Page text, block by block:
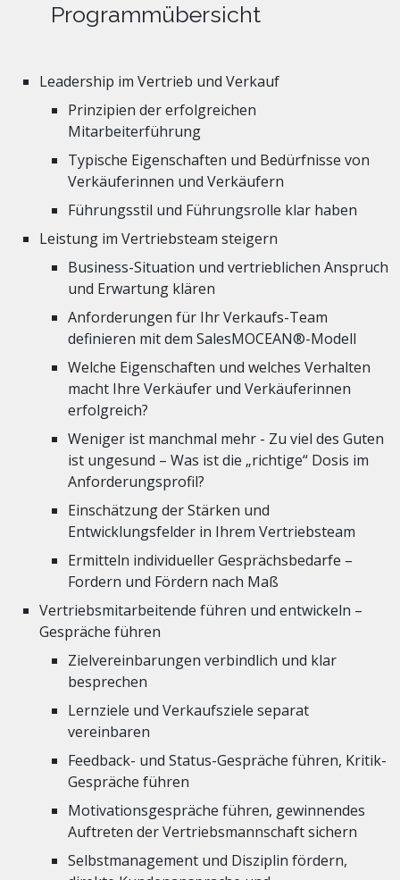
Programmübersicht
Leadership im Vertrieb und Verkauf
Prinzipien der erfolgreichen
Mitarbeiterführung
Typische Eigenschaften und Bedürfnisse von
Verkäuferinnen und Verkäufern
Führungsstil und Führungsrolle klar haben
Leistung im Vertriebsteam steigern
Business-Situation und vertrieblichen Anspruch
und Erwartung klären
Anforderungen für Ihr Verkaufs-Team
definieren mit dem SalesMOCEAN®-Modell
Welche Eigenschaften und welches Verhalten
macht Ihre Verkäufer und Verkäuferinnen
erfolgreich?
Weniger ist manchmal mehr - Zu viel des Guten
ist ungesund – Was ist die „richtige“ Dosis im
Anforderungsprofil?
Einschätzung der Stärken und
Entwicklungsfelder in Ihrem Vertriebsteam
Ermitteln individueller Gesprächsbedarfe –
Fordern und Fördern nach Maß
Vertriebsmitarbeitende führen und entwickeln –
Gespräche führen
Zielvereinbarungen verbindlich und klar
besprechen
Lernziele und Verkaufsziele separat
vereinbaren
Feedback- und Status-Gespräche führen, Kritik-
Gespräche führen
Motivationsgespräche führen, gewinnendes
Auftreten der Vertriebsmannschaft sichern
Selbstmanagement und Disziplin fördern,